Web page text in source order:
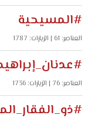
#المسيحية
العناصر: 61 | الزيارات: 1787
العناصر: 76 | الزيارات: 1736